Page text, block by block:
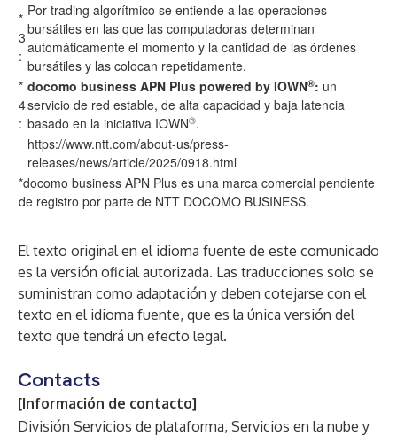
*
3
:
Por trading algorítmico se entiende a las operaciones
bursátiles en las que las computadoras determinan
automáticamente el momento y la cantidad de las órdenes
bursátiles y las colocan repetidamente.
*
4
:
docomo business APN Plus powered by IOWN®: un
servicio de red estable, de alta capacidad y baja latencia
basado en la iniciativa IOWN®.
https://www.ntt.com/about-us/press-
releases/news/article/2025/0918.html
*docomo business APN Plus es una marca comercial pendiente
de registro por parte de NTT DOCOMO BUSINESS.
El texto original en el idioma fuente de este comunicado
es la versión oficial autorizada. Las traducciones solo se
suministran como adaptación y deben cotejarse con el
texto en el idioma fuente, que es la única versión del
texto que tendrá un efecto legal.
Contacts
[Información de contacto]
División Servicios de plataforma, Servicios en la nube y